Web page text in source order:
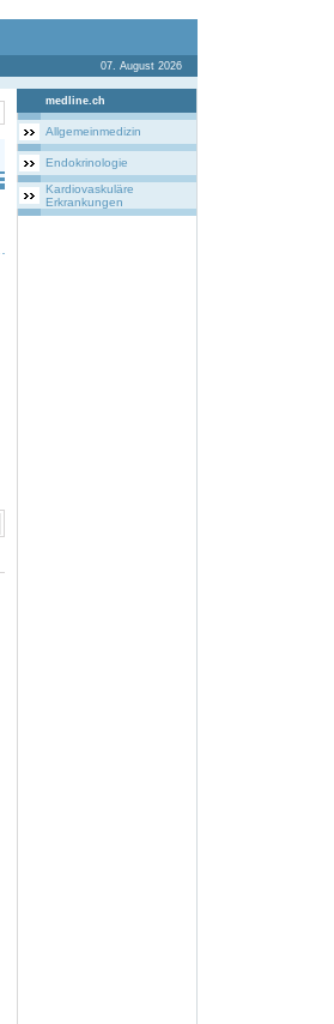
07. August 2026
medline.ch
Allgemeinmedizin
Endokrinologie
Kardiovaskuläre
Erkrankungen